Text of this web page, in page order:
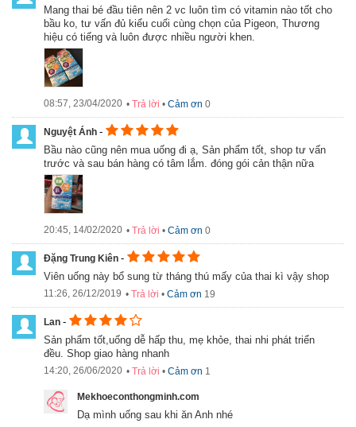
2. Bạn có thể đến mua trực tiếp tại địa chỉ: Số 62, Yên Đỗ,
Phường 1, Bình Thạnh, TP. Hồ Chí Minh
- Điện thoại: 0942.666.800
Thông tin sản phẩm
- Hãng sản xuất: Pigeon
- Xuất xứ: Nhật Bản
- Dòng sản phẩm:
Vitamin cho bà bầu
- Quy cách đóng gói: 60 viên
Giá Vitamin tổng hợp cho bà bầu Pigeon hộp 60 viên
296.000đ/ sản phẩm
Lưu ý: Thực phẩm này không phải là thuốc và không có tác
dụng thay thế thuốc chữa bệnh. Hiệu quả sử dụng tuỳ thuộc cơ
địa từng người
Mang thai bé đầu tiên nên 2 vc luôn tìm có vitamin nào tốt cho
bầu ko, tư vấn đủ kiểu cuối cùng chọn của Pigeon, Thương
hiệu có tiếng và luôn được nhiều người khen.
08:57, 23/04/2020 • Trả lời • Cảm ơn 0
Nguyệt Ánh -
Bầu nào cũng nên mua uống đi ạ, Sản phẩm tốt, shop tư vấn
trước và sau bán hàng có tâm lắm. đóng gói cản thận nữa
20:45, 14/02/2020 • Trả lời • Cảm ơn 0
Đặng Trung Kiên -
Viên uống này bổ sung từ tháng thú mấy của thai kì vậy shop
11:26, 26/12/2019 • Trả lời • Cảm ơn 19
Lan -
Sản phẩm tốt,uống dễ hấp thu, mẹ khỏe, thai nhi phát triển
đều. Shop giao hàng nhanh
14:20, 26/06/2020 • Trả lời • Cảm ơn 1
Mekhoeconthongminh.com
Dạ mình uống sau khi ăn Anh nhé